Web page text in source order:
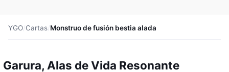
YGO/Cartas/Monstruo de fusión bestia alada
Garura, Alas de Vida Resonante